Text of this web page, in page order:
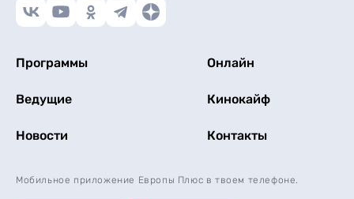
Программы Онлайн
Ведущие Кинокайф
Новости Контакты
Мобильное приложение Европы Плюс в твоем телефоне.